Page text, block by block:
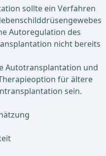
sollte ein Verfahren
Autoregulation des
nicht bereits
Autotransplantation und
für ältere
sein.